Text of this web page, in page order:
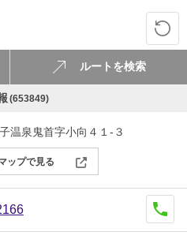
(653849)
温泉鬼首字小向４１-３
ップで見る
ルートを検索